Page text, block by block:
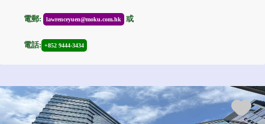
電郵: lawrenceyuen@moku.com.hk 或
電話: +852 9444-3434